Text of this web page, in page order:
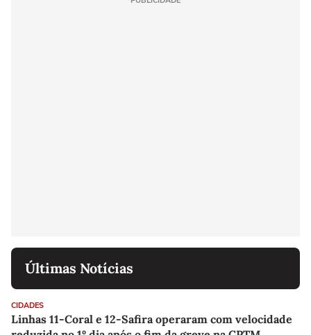
Últimas Notícias
CIDADES
Linhas 11-Coral e 12-Safira operaram com velocidade